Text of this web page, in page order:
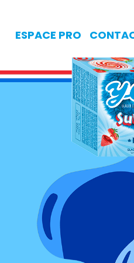
ESPACE PRO